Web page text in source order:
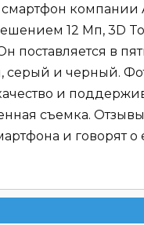
смартфон
12 Мп, 3D
поставляется в
серый и черный.
и
съемка.
и говорят